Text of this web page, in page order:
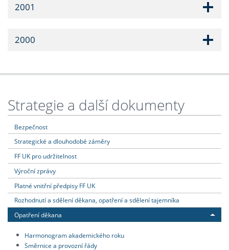
2001
2000
Strategie a další dokumenty
Bezpečnost
Strategické a dlouhodobé záměry
FF UK pro udržitelnost
Výroční zprávy
Platné vnitřní předpisy FF UK
Rozhodnutí a sdělení děkana, opatření a sdělení tajemníka
Opatření děkana
Harmonogram akademického roku
Směrnice a provozní řády